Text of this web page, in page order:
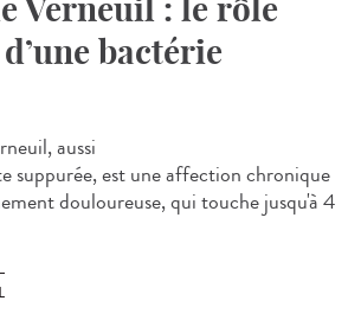
Verneuil : le rôle
bactérie
aussi
suppurée, est une affection chronique
douloureuse, qui touche jusqu'à 4